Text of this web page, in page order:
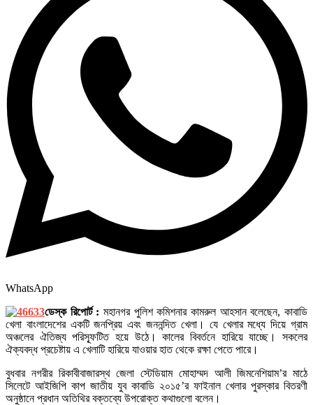
WhatsApp
ডেস্ক রিপোর্ট : মহানগর পুলিশ কমিশনার কামরুল আহসান বলেছেন, কাবাডি
খেলা বাংলাদেশের একটি জনপ্রিয় এবং জননন্দিত খেলা। যে খেলার মধ্যে দিয়ে গ্রাম
অঞ্চলের ঐতিজ্য পরিস্ফূটিত হয়ে উঠে। কালের বিবর্তনে হারিয়ে যাচ্ছে। সকলের
ঐক্যবদ্ধ প্রচেষ্টায় এ খেলাটি হারিয়ে যাওয়ার হাত থেকে রক্ষা পেতে পারে।
বুধবার নগরীর রিকাবীবাজারস্থ জেলা স্টেডিয়াম মোহাম্মদ আলী জিমনেশিয়াম’র মাঠে
সিলেটে আইজিপি কাপ জাতীয় যুব কাবাডি ২০১৫’র ফাইনাল খেলার পুরস্কার বিতরণী
অনুষ্ঠানে প্রধান অতিথির বক্তব্যে উপরোক্ত কথাগুলো বলেন।